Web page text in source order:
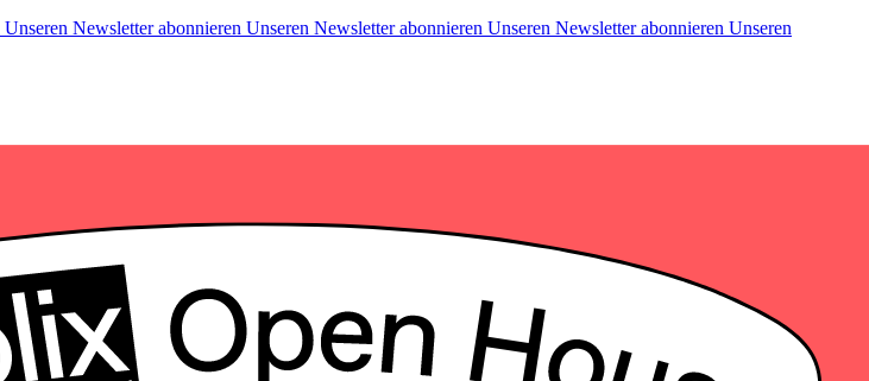
Unseren Newsletter abonnieren Unseren Newsletter abonnieren Unseren Newsletter abonnieren Unseren